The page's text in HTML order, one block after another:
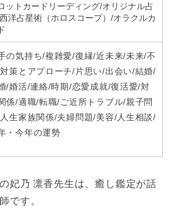
ットカードリーディング/オリジナル占
洋占星術（ホロスコープ）/オラクルカ
の気持ち/複雑愛/復縁/近未来/未来/不
策とアプローチ/片思い/出会い/結婚/
/婚活/連絡/時期/恋愛成就/復活愛/対
係/適職/転職/ご近所トラブル/親子問
生家族関係/夫婦問題/美容/人生相談/
・今年の運勢
の妃乃 凛香先生は、癒し鑑定が話
です。